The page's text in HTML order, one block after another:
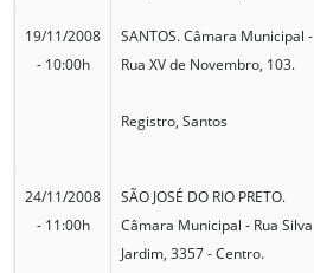
19/11/2008
- 10:00h
SANTOS. Câmara Municipal -
Rua XV de Novembro, 103.
Registro, Santos
24/11/2008
- 11:00h
SÃO JOSÉ DO RIO PRETO.
Câmara Municipal - Rua Silva
Jardim, 3357 - Centro.